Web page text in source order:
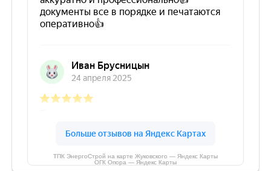
ТПК ЭнергоСтрой на карте Жуковского — Яндекс Карты
ОГК Опора — Яндекс Карты